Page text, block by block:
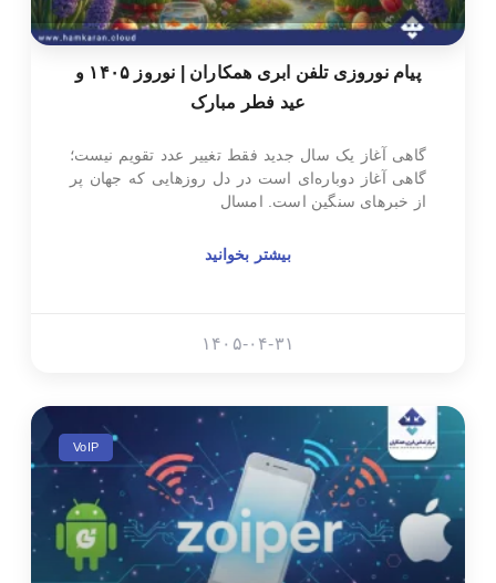
پیام نوروزی تلفن ابری همکاران | نوروز ۱۴۰۵ و
عید فطر مبارک
گاهی آغاز یک سال جدید فقط تغییر عدد تقویم نیست؛
گاهی آغاز دوباره‌ای است در دل روزهایی که جهان پر
از خبرهای سنگین است. امسال
بیشتر بخوانید
۱۴۰۵-۰۴-۳۱
VoIP